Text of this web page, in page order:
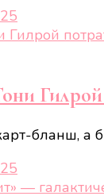
бланш,